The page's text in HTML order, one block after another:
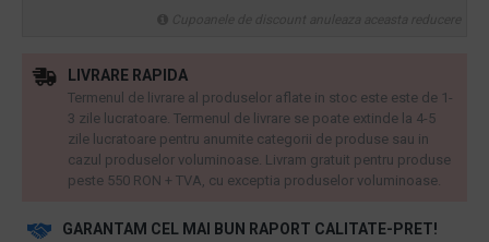
GARANTAM CEL MAI BUN RAPORT CALITATE-PRET!
LIVRARE RAPIDA
Termenul de livrare al produselor aflate in stoc este este de 1-
3 zile lucratoare. Termenul de livrare se poate extinde la 4-5
zile lucratoare pentru anumite categorii de produse sau in
cazul produselor voluminoase. Livram gratuit pentru produse
peste 550 RON + TVA, cu exceptia produselor voluminoase.